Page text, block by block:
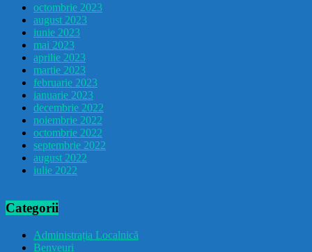
octombrie 2023
august 2023
iunie 2023
mai 2023
aprilie 2023
martie 2023
februarie 2023
ianuarie 2023
decembrie 2022
noiembrie 2022
octombrie 2022
septembrie 2022
august 2022
iulie 2022
Categorii
Administrația Localnică
Benveuri